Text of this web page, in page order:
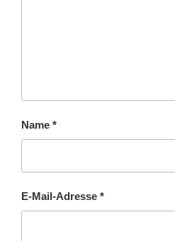
Name *
E-Mail-Adresse *